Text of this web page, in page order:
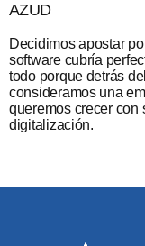
AZUD
Decidimos apostar
software cubría
todo porque detrás
consideramos una
queremos crecer con
digitalización.